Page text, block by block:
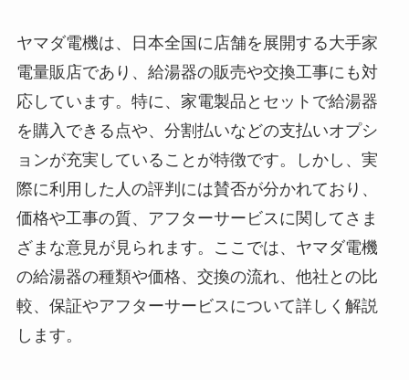
ヤマダ電機は、日本全国に店舗を展開する大手家
電量販店であり、給湯器の販売や交換工事にも対
応しています。特に、家電製品とセットで給湯器
を購入できる点や、分割払いなどの支払いオプシ
ョンが充実していることが特徴です。しかし、実
際に利用した人の評判には賛否が分かれており、
価格や工事の質、アフターサービスに関してさま
ざまな意見が見られます。ここでは、ヤマダ電機
の給湯器の種類や価格、交換の流れ、他社との比
較、保証やアフターサービスについて詳しく解説
します。